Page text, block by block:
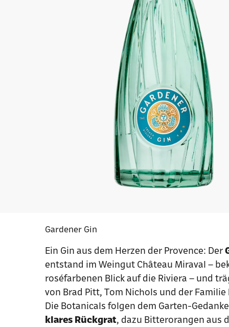
Gardener Gin
Ein Gin aus dem Herzen der Provence: Der
entstand im Weingut Château Miraval –
rosé­farbenen Blick auf die Riviera – und
von Brad Pitt, Tom Nichols und der Familie
Die Botanicals folgen dem Garten-
klares Rückgrat, dazu Bitterorangen aus